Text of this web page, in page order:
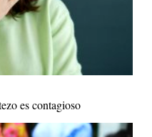
es contagioso